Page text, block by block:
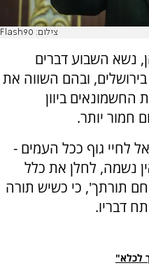
צילום: Flash90
נשא השבוע דברים
ובהם השווה את
ביוון
חמור יותר.
לחיי גוף ככל העמים -
נשמה, לחלן את כלל
תורתך', כי כשיש תורה
דבריו.
לכלא"